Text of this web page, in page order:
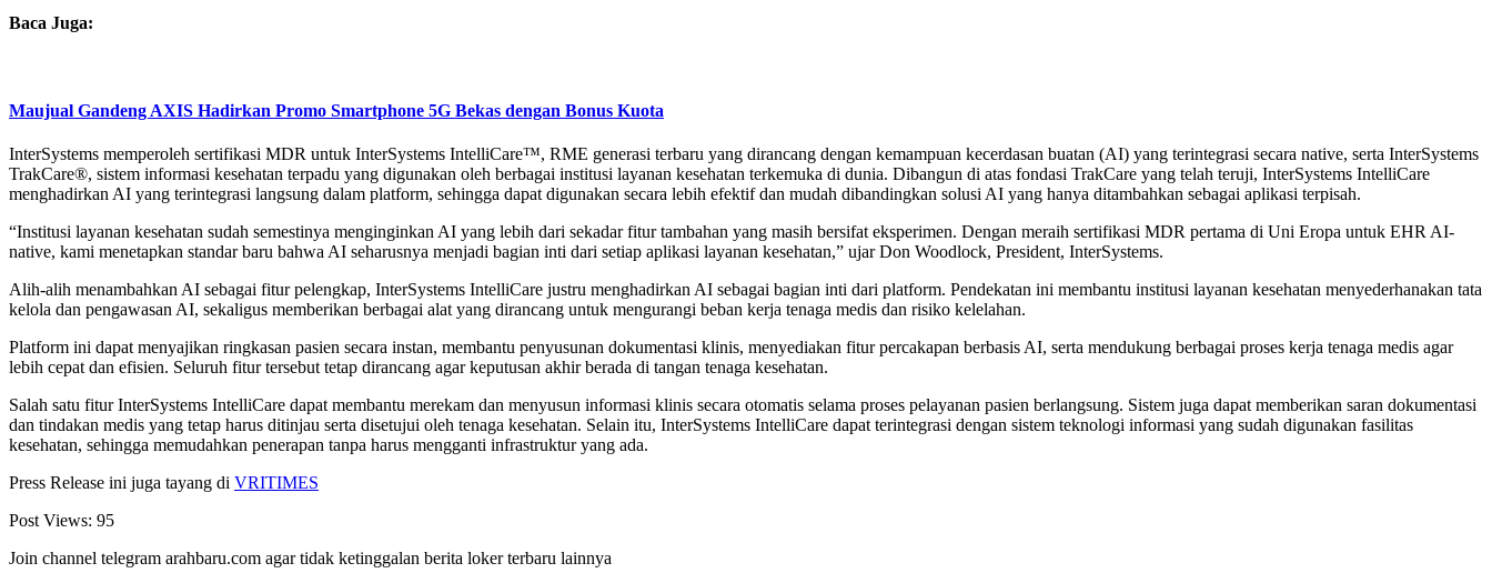
Baca Juga:
Maujual Gandeng AXIS Hadirkan Promo Smartphone 5G Bekas dengan Bonus Kuota
InterSystems memperoleh sertifikasi MDR untuk InterSystems IntelliCare™, RME generasi terbaru yang dirancang dengan kemampuan kecerdasan buatan (AI) yang terintegrasi secara native, serta InterSystems
TrakCare®, sistem informasi kesehatan terpadu yang digunakan oleh berbagai institusi layanan kesehatan terkemuka di dunia. Dibangun di atas fondasi TrakCare yang telah teruji, InterSystems IntelliCare
menghadirkan AI yang terintegrasi langsung dalam platform, sehingga dapat digunakan secara lebih efektif dan mudah dibandingkan solusi AI yang hanya ditambahkan sebagai aplikasi terpisah.
“Institusi layanan kesehatan sudah semestinya menginginkan AI yang lebih dari sekadar fitur tambahan yang masih bersifat eksperimen. Dengan meraih sertifikasi MDR pertama di Uni Eropa untuk EHR AI-
native, kami menetapkan standar baru bahwa AI seharusnya menjadi bagian inti dari setiap aplikasi layanan kesehatan,” ujar Don Woodlock, President, InterSystems.
Alih-alih menambahkan AI sebagai fitur pelengkap, InterSystems IntelliCare justru menghadirkan AI sebagai bagian inti dari platform. Pendekatan ini membantu institusi layanan kesehatan menyederhanakan tata
kelola dan pengawasan AI, sekaligus memberikan berbagai alat yang dirancang untuk mengurangi beban kerja tenaga medis dan risiko kelelahan.
Platform ini dapat menyajikan ringkasan pasien secara instan, membantu penyusunan dokumentasi klinis, menyediakan fitur percakapan berbasis AI, serta mendukung berbagai proses kerja tenaga medis agar
lebih cepat dan efisien. Seluruh fitur tersebut tetap dirancang agar keputusan akhir berada di tangan tenaga kesehatan.
Salah satu fitur InterSystems IntelliCare dapat membantu merekam dan menyusun informasi klinis secara otomatis selama proses pelayanan pasien berlangsung. Sistem juga dapat memberikan saran dokumentasi
dan tindakan medis yang tetap harus ditinjau serta disetujui oleh tenaga kesehatan. Selain itu, InterSystems IntelliCare dapat terintegrasi dengan sistem teknologi informasi yang sudah digunakan fasilitas
kesehatan, sehingga memudahkan penerapan tanpa harus mengganti infrastruktur yang ada.
Press Release ini juga tayang di VRITIMES
Post Views: 95
Join channel telegram arahbaru.com agar tidak ketinggalan berita loker terbaru lainnya